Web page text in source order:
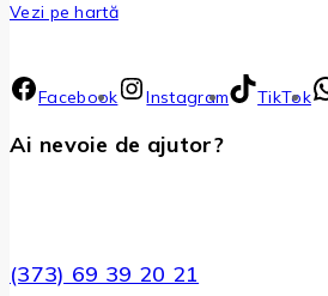
Vezi pe hartă
Facebook Instagram TikTok
Ai nevoie de ajutor?
(373) 69 39 20 21